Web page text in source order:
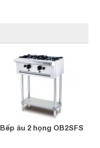
Bếp âu 2 họng OB2SFS